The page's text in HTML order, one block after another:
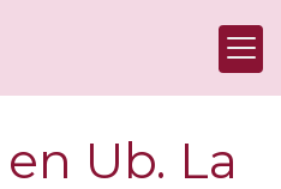
Ub. La